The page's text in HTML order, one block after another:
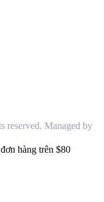
Managed by
hàng trên $80